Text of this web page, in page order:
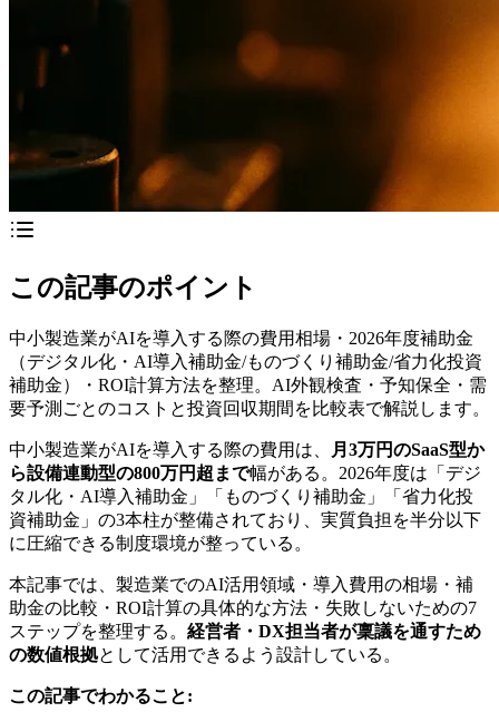
この記事のポイント
中小製造業がAIを導入する際の費用相場・2026年度補助金
（デジタル化・AI導入補助金/ものづくり補助金/省力化投資
補助金）・ROI計算方法を整理。AI外観検査・予知保全・需
要予測ごとのコストと投資回収期間を比較表で解説します。
中小製造業がAIを導入する際の費用は、
月3万円のSaaS型か
ら設備連動型の800万円超まで幅がある。2026年度は「デジ
タル化・AI導入補助金」「ものづくり補助金」「省力化投
資補助金」の3本柱が整備されており、実質負担を半分以下
に圧縮できる制度環境が整っている。
本記事では、製造業でのAI活用領域・導入費用の相場・補
助金の比較・ROI計算の具体的な方法・失敗しないための7
ステップを整理する。 経営者・DX担当者が稟議を通すため
の数値根拠として活用できるよう設計している。
この記事でわかること: